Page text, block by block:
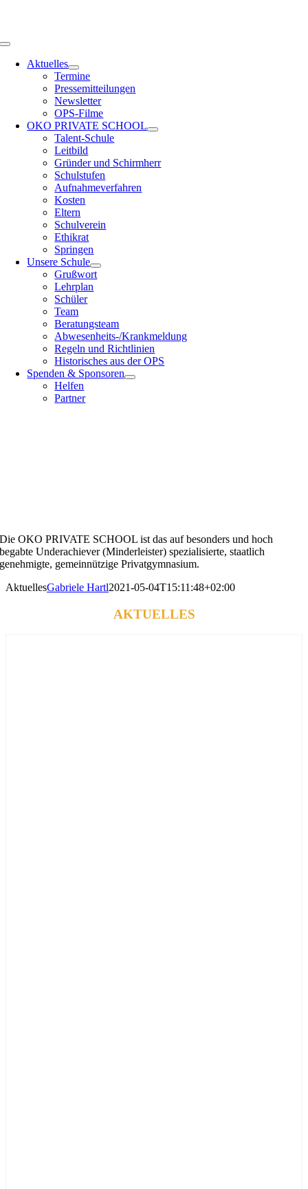
springen
Toggle
NavigationAktuelles
Termine
Pressemitteilungen
Newsletter
OPS-Filme
OKO PRIVATE SCHOOL
Talent-Schule
Leitbild
Gründer und Schirmherr
Schulstufen
Aufnahmeverfahren
Kosten
Eltern
Schulverein
Ethikrat
Springen
Unsere Schule
Grußwort
Lehrplan
Schüler
Team
Beratungsteam
Abwesenheits-/Krankmeldung
Regeln und Richtlinien
Historisches aus der OPS
Spenden & Sponsoren
Helfen
Partner
Die OKO PRIVATE SCHOOL ist das auf besonders und hoch
begabte Underachiever (Minderleister) spezialisierte, staatlich
genehmigte, gemeinnützige Privatgymnasium.
AktuellesGabriele Hartl2021-05-04T15:11:48+02:00
AKTUELLES